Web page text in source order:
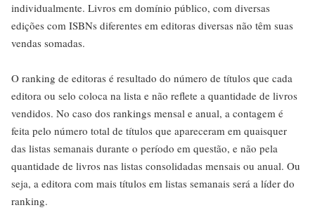
individualmente. Livros em domínio público, com diversas
edições com ISBNs diferentes em editoras diversas não têm suas
vendas somadas.
O ranking de editoras é resultado do número de títulos que cada
editora ou selo coloca na lista e não reflete a quantidade de livros
vendidos. No caso dos rankings mensal e anual, a contagem é
feita pelo número total de títulos que apareceram em quaisquer
das listas semanais durante o período em questão, e não pela
quantidade de livros nas listas consolidadas mensais ou anual. Ou
seja, a editora com mais títulos em listas semanais será a líder do
ranking.